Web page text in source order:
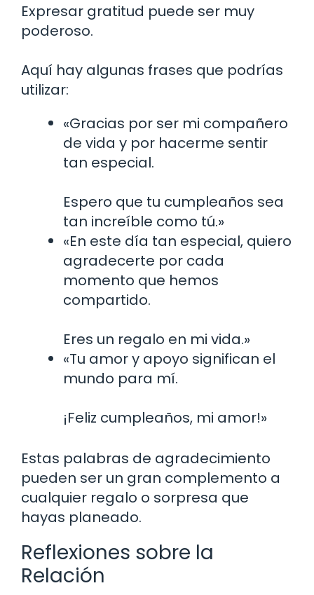
Expresar gratitud puede ser muy
poderoso.
Aquí hay algunas frases que podrías
utilizar:
«Gracias por ser mi compañero
de vida y por hacerme sentir
tan especial.
Espero que tu cumpleaños sea
tan increíble como tú.»
«En este día tan especial, quiero
agradecerte por cada
momento que hemos
compartido.
Eres un regalo en mi vida.»
«Tu amor y apoyo significan el
mundo para mí.
¡Feliz cumpleaños, mi amor!»
Estas palabras de agradecimiento
pueden ser un gran complemento a
cualquier regalo o sorpresa que
hayas planeado.
Reflexiones sobre la
Relación